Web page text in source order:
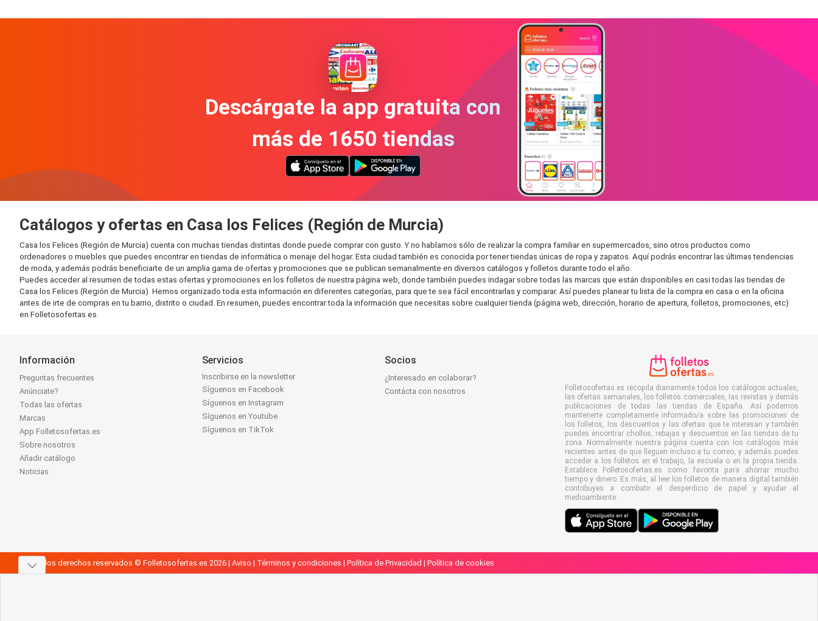
Descárgate la app gratuita con
más de 1650 tiendas
Catálogos y ofertas en Casa los Felices (Región de Murcia)
Casa los Felices (Región de Murcia) cuenta con muchas tiendas distintas donde puede comprar con gusto. Y no hablamos sólo de realizar la compra familiar en supermercados, sino otros productos como
ordenadores o muebles que puedes encontrar en tiendas de informática o menaje del hogar. Esta ciudad también es conocida por tener tiendas únicas de ropa y zapatos. Aquí podrás encontrar las últimas tendencias
de moda, y además podrás beneficiarte de un amplia gama de ofertas y promociones que se publican semanalmente en diversos catálogos y folletos durante todo el año.
Puedes acceder al resumen de todas estas ofertas y promociones en los folletos de nuestra página web, donde también puedes indagar sobre todas las marcas que están disponibles en casi todas las tiendas de
Casa los Felices (Región de Murcia). Hemos organizado toda esta información en diferentes categorías, para que te sea fácil encontrarlas y comparar. Así puedes planear tu lista de la compra en casa o en la oficina
antes de irte de compras en tu barrio, distrito o ciudad. En resumen, puedes encontrar toda la información que necesitas sobre cualquier tienda (página web, dirección, horario de apertura, folletos, promociones, etc)
en Folletosofertas.es.
Información
Preguntas frecuentes
Anúnciate?
Todas las ofertas
Marcas
App Folletosofertas.es
Sobre nosotros
Añadir catálogo
Noticias
Servicios
Inscribirse en la newsletter
Síguenos en Facebook
Síguenos en Instagram
Síguenos en Youtube
Síguenos en TikTok
Socios
¿Interesado en colaborar?
Contácta con nosotros
Folletosofertas.es recopila diariamente todos los catálogos actuales,
las ofertas semanales, los folletos comerciales, las revistas y demás
publicaciones de todas las tiendas de España. Así podemos
mantenerte completamente informado/a sobre las promociones de
los folletos, los descuentos y las ofertas que te interesan y también
puedes encontrar chollos, rebajas y descuentos en las tiendas de tu
zona. Normalmente nuestra página cuenta con los catálogos más
recientes antes de que lleguen incluso a tu correo, y además puedes
acceder a los folletos en el trabajo, la escuela o en la propia tienda.
Establece Folletosofertas.es como favorita para ahorrar mucho
tiempo y dinero. Es más, al leer los folletos de manera digital también
contribuyes a combatir el desperdicio de papel y ayudar al
medioambiente.
Todos los derechos reservados © Folletosofertas.es 2026 | Aviso | Términos y condiciones | Política de Privacidad | Política de cookies